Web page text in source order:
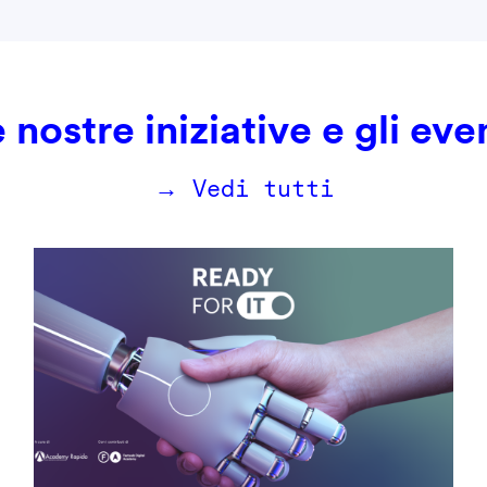
nostre iniziative e gli
→ Vedi tutti